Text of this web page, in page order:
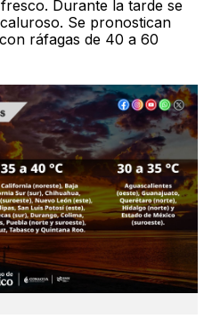
Durante la tarde se
Se pronostican
ráfagas de 40 a 60